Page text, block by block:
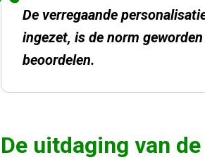
De verregaande
ingezet, is de norm
beoordelen.
De uitdaging van